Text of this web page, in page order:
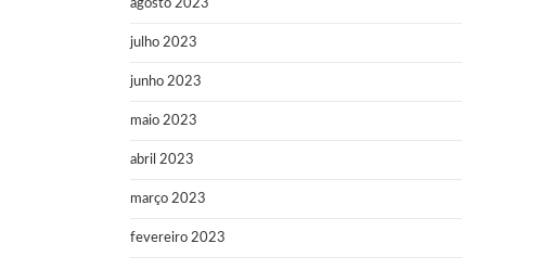
agosto 2023
julho 2023
junho 2023
maio 2023
abril 2023
março 2023
fevereiro 2023